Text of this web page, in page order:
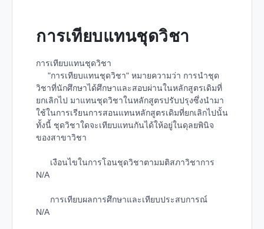
การเทียบแทนชุดวิชา
การเทียบแทนชุดวิชา
"การเทียบแทนชุดวิชา" หมายความว่า การนำชุด
วิชาที่นักศึกษาได้ศึกษาและสอบผ่านในหลักสูตรเดิมที่
ยกเลิกไป มาแทนชุดวิชาในหลักสูตรปรับปรุงซึ่งนำมา
ใช้ในการเรียนการสอนแทนหลักสูตรเดิมที่ยกเลิกไปนั้น
ทั้งนี้ ชุดวิชาใดจะเทียบแทนกันได้ให้อยู่ในดุลยพินิจ
ของสาขาวิชา
เงือนไขในการโอนชุดวิชาตามมติสภาวิชาการ
N/A
การเทียบผลการศึกษาและเทียบประสบการณ์
N/A